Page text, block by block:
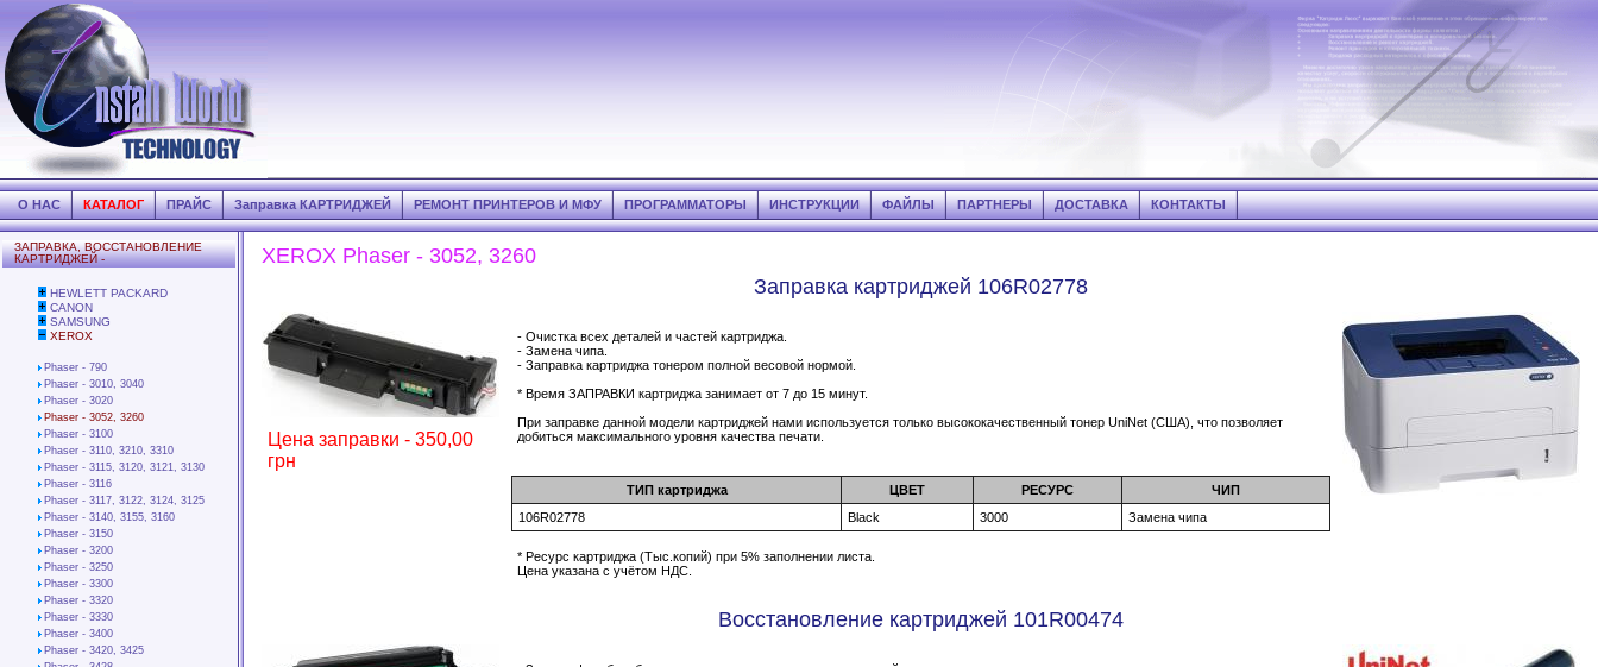
О НАС КАТАЛОГ ПРАЙС Заправка КАРТРИДЖЕЙ РЕМОНТ ПРИНТЕРОВ И МФУ ПРОГРАММАТОРЫ ИНСТРУКЦИИ ФАЙЛЫ ПАРТНЕРЫ ДОСТАВКА КОНТАКТЫ
ЗАПРАВКА, ВОССТАНОВЛЕНИЕ
КАРТРИДЖЕЙ -
HEWLETT PACKARD
CANON
SAMSUNG
XEROX
Phaser - 790
Phaser - 3010, 3040
Phaser - 3020
Phaser - 3052, 3260
Phaser - 3100
Phaser - 3110, 3210, 3310
Phaser - 3115, 3120, 3121, 3130
Phaser - 3116
Phaser - 3117, 3122, 3124, 3125
Phaser - 3140, 3155, 3160
Phaser - 3150
Phaser - 3200
Phaser - 3250
Phaser - 3300
Phaser - 3320
Phaser - 3330
Phaser - 3400
Phaser - 3420, 3425
XEROX Phaser - 3052, 3260
Заправка картриджей 106R02778
Цена заправки - 350,00
грн
- Очистка всех деталей и частей картриджа.
- Замена чипа.
- Заправка картриджа тонером полной весовой нормой.
* Время ЗАПРАВКИ картриджа занимает от 7 до 15 минут.
При заправке данной модели картриджей нами используется только высококачественный тонер UniNet (США), что позволяет
добиться максимального уровня качества печати.
ТИП картриджа ЦВЕТ РЕСУРС
ЧИП
106R02778
Black 3000 Замена чипа
* Ресурс картриджа (Тыс.копий) при 5% заполнении листа.
Цена указана с учётом НДС.
Восстановление картриджей 101R00474